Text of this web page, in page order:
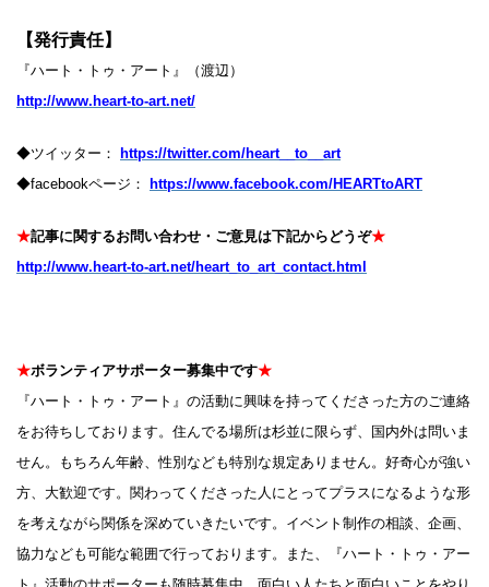
【発行責任】
『ハート・トゥ・アート』（渡辺）
http://www.heart-to-art.net/
◆ツイッター：
https://twitter.com/heart__to__art
◆facebookページ：
https://www.facebook.com/HEARTtoART
★記事に関するお問い合わせ・ご意見は下記からどうぞ★
http://www.heart-to-art.net/heart_to_art_contact.html
★ボランティアサポーター募集中です★
『ハート・トゥ・アート』の活動に興味を持ってくださった方のご連絡
をお待ちしております。住んでる場所は杉並に限らず、国内外は問いま
せん。もちろん年齢、性別なども特別な規定ありません。好奇心が強い
方、大歓迎です。関わってくださった人にとってプラスになるような形
を考えながら関係を深めていきたいです。イベント制作の相談、企画、
協力なども可能な範囲で行っております。また、『ハート・トゥ・アー